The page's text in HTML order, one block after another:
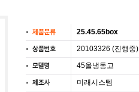
25.45.65box
20103326 (진행중)
45올냉동고
미래시스템